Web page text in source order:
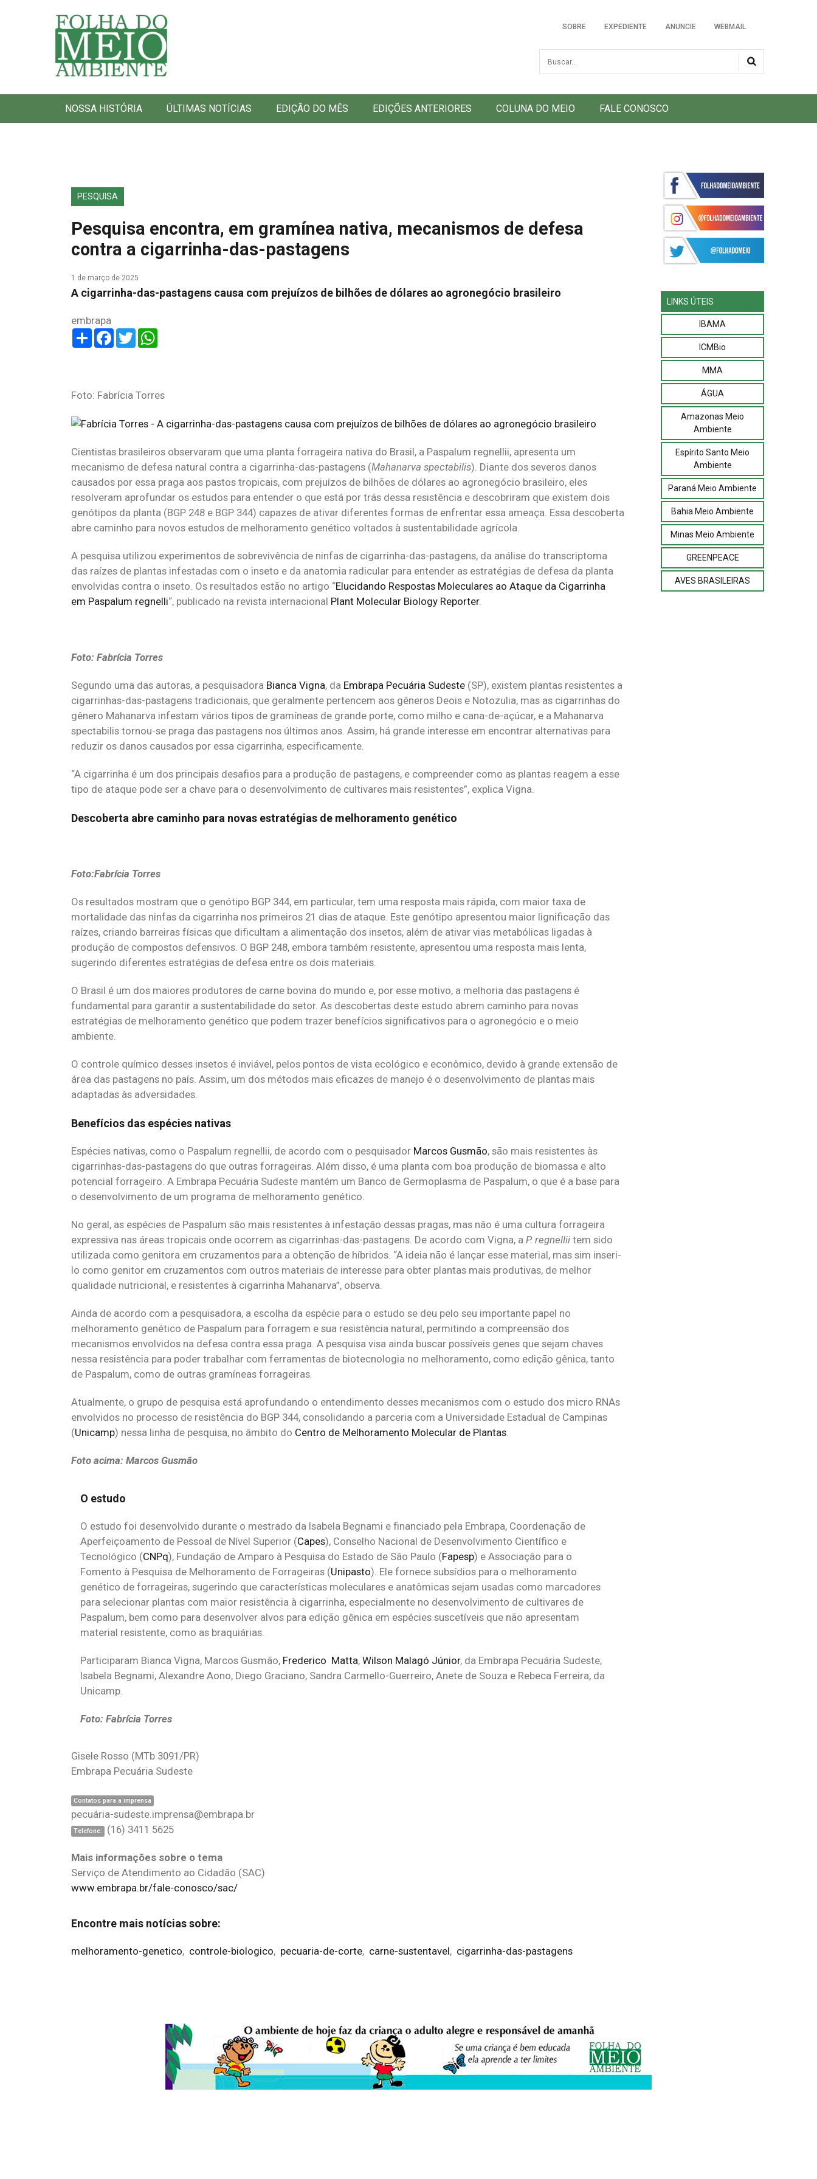
Folha do Meio Ambiente
SOBRE EXPEDIENTE ANUNCIE WEBMAIL
Busca
NOSSA HISTÓRIA ÚLTIMAS NOTÍCIAS EDIÇÃO DO MÊS EDIÇÕES ANTERIORES COLUNA DO MEIO FALE CONOSCO
PESQUISA
Pesquisa encontra, em gramínea nativa, mecanismos de defesa
contra a cigarrinha-das-pastagens
1 de março de 2025
A cigarrinha-das-pastagens causa com prejuízos de bilhões de dólares ao agronegócio brasileiro
embrapa
ShareFacebook
Twitter
Foto: Fabrícia Torres
Cientistas brasileiros observaram que uma planta forrageira nativa do Brasil, a Paspalum regnellii, apresenta um
mecanismo de defesa natural contra a cigarrinha-das-pastagens (Mahanarva spectabilis). Diante dos severos danos
causados por essa praga aos pastos tropicais, com prejuízos de bilhões de dólares ao agronegócio brasileiro, eles
resolveram aprofundar os estudos para entender o que está por trás dessa resistência e descobriram que existem dois
genótipos da planta (BGP 248 e BGP 344) capazes de ativar diferentes formas de enfrentar essa ameaça. Essa descoberta
abre caminho para novos estudos de melhoramento genético voltados à sustentabilidade agrícola.
A pesquisa utilizou experimentos de sobrevivência de ninfas de cigarrinha-das-pastagens, da análise do transcriptoma
das raízes de plantas infestadas com o inseto e da anatomia radicular para entender as estratégias de defesa da planta
envolvidas contra o inseto. Os resultados estão no artigo “Elucidando Respostas Moleculares ao Ataque da Cigarrinha
em Paspalum regnelli“, publicado na revista internacional Plant Molecular Biology Reporter.
Foto: Fabrícia Torres
Segundo uma das autoras, a pesquisadora Bianca Vigna, da Embrapa Pecuária Sudeste (SP), existem plantas resistentes a
cigarrinhas-das-pastagens tradicionais, que geralmente pertencem aos gêneros Deois e Notozulia, mas as cigarrinhas do
gênero Mahanarva infestam vários tipos de gramíneas de grande porte, como milho e cana-de-açúcar, e a Mahanarva
spectabilis tornou-se praga das pastagens nos últimos anos. Assim, há grande interesse em encontrar alternativas para
reduzir os danos causados por essa cigarrinha, especificamente.
“A cigarrinha é um dos principais desafios para a produção de pastagens, e compreender como as plantas reagem a esse
tipo de ataque pode ser a chave para o desenvolvimento de cultivares mais resistentes”, explica Vigna.
Descoberta abre caminho para novas estratégias de melhoramento genético
Foto:Fabrícia Torres
Os resultados mostram que o genótipo BGP 344, em particular, tem uma resposta mais rápida, com maior taxa de
mortalidade das ninfas da cigarrinha nos primeiros 21 dias de ataque. Este genótipo apresentou maior lignificação das
raízes, criando barreiras físicas que dificultam a alimentação dos insetos, além de ativar vias metabólicas ligadas à
produção de compostos defensivos. O BGP 248, embora também resistente, apresentou uma resposta mais lenta,
sugerindo diferentes estratégias de defesa entre os dois materiais.
O Brasil é um dos maiores produtores de carne bovina do mundo e, por esse motivo, a melhoria das pastagens é
fundamental para garantir a sustentabilidade do setor. As descobertas deste estudo abrem caminho para novas
estratégias de melhoramento genético que podem trazer benefícios significativos para o agronegócio e o meio
ambiente.
O controle químico desses insetos é inviável, pelos pontos de vista ecológico e econômico, devido à grande extensão de
área das pastagens no país. Assim, um dos métodos mais eficazes de manejo é o desenvolvimento de plantas mais
adaptadas às adversidades.
Benefícios das espécies nativas
Espécies nativas, como o Paspalum regnellii, de acordo com o pesquisador Marcos Gusmão, são mais resistentes às
cigarrinhas-das-pastagens do que outras forrageiras. Além disso, é uma planta com boa produção de biomassa e alto
potencial forrageiro. A Embrapa Pecuária Sudeste mantém um Banco de Germoplasma de Paspalum, o que é a base para
o desenvolvimento de um programa de melhoramento genético.
No geral, as espécies de Paspalum são mais resistentes à infestação dessas pragas, mas não é uma cultura forrageira
expressiva nas áreas tropicais onde ocorrem as cigarrinhas-das-pastagens. De acordo com Vigna, a P. regnellii tem sido
utilizada como genitora em cruzamentos para a obtenção de híbridos. “A ideia não é lançar esse material, mas sim inseri-
lo como genitor em cruzamentos com outros materiais de interesse para obter plantas mais produtivas, de melhor
qualidade nutricional, e resistentes à cigarrinha Mahanarva”, observa.
Ainda de acordo com a pesquisadora, a escolha da espécie para o estudo se deu pelo seu importante papel no
melhoramento genético de Paspalum para forragem e sua resistência natural, permitindo a compreensão dos
mecanismos envolvidos na defesa contra essa praga. A pesquisa visa ainda buscar possíveis genes que sejam chaves
nessa resistência para poder trabalhar com ferramentas de biotecnologia no melhoramento, como edição gênica, tanto
de Paspalum, como de outras gramíneas forrageiras.
Atualmente, o grupo de pesquisa está aprofundando o entendimento desses mecanismos com o estudo dos micro RNAs
envolvidos no processo de resistência do BGP 344, consolidando a parceria com a Universidade Estadual de Campinas
(Unicamp) nessa linha de pesquisa, no âmbito do Centro de Melhoramento Molecular de Plantas.
Foto acima: Marcos Gusmão
O estudo
O estudo foi desenvolvido durante o mestrado da Isabela Begnami e financiado pela Embrapa, Coordenação de
Aperfeiçoamento de Pessoal de Nível Superior (Capes), Conselho Nacional de Desenvolvimento Científico e
Tecnológico (CNPq), Fundação de Amparo à Pesquisa do Estado de São Paulo (Fapesp) e Associação para o
Fomento à Pesquisa de Melhoramento de Forrageiras (Unipasto). Ele fornece subsídios para o melhoramento
genético de forrageiras, sugerindo que características moleculares e anatômicas sejam usadas como marcadores
para selecionar plantas com maior resistência à cigarrinha, especialmente no desenvolvimento de cultivares de
Paspalum, bem como para desenvolver alvos para edição gênica em espécies suscetíveis que não apresentam
material resistente, como as braquiárias.
Participaram Bianca Vigna, Marcos Gusmão, Frederico Matta, Wilson Malagó Júnior, da Embrapa Pecuária Sudeste;
Isabela Begnami, Alexandre Aono, Diego Graciano, Sandra Carmello-Guerreiro, Anete de Souza e Rebeca Ferreira, da
Unicamp.
Foto: Fabrícia Torres
Gisele Rosso (MTb 3091/PR)
Embrapa Pecuária Sudeste
Contatos para a imprensa
pecuária-sudeste.imprensa@embrapa.br
Telefone: (16) 3411 5625
Mais informações sobre o tema
Serviço de Atendimento ao Cidadão (SAC)
www.embrapa.br/fale-conosco/sac/
Encontre mais notícias sobre:
melhoramento-genetico, controle-biologico, pecuaria-de-corte, carne-sustentavel, cigarrinha-das-pastagens
LINKS ÚTEIS
IBAMA
ICMBio
MMA
ÁGUA
Amazonas Meio
Ambiente
Espírito Santo Meio
Ambiente
Paraná Meio Ambiente
Bahia Meio Ambiente
Minas Meio Ambiente
GREENPEACE
AVES BRASILEIRAS